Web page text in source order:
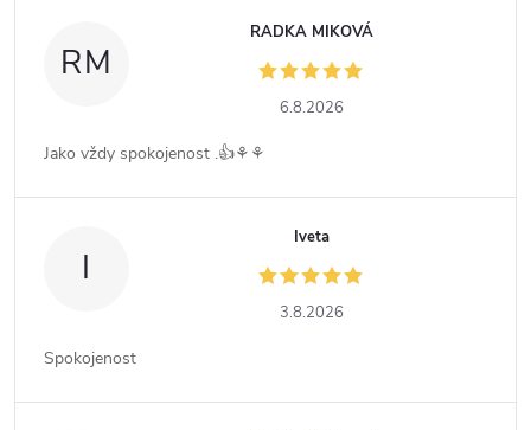
RM
RADKA MIKOVÁ
6.8.2026
Jako vždy spokojenost .👍⚘️⚘️
I
Iveta
3.8.2026
Spokojenost